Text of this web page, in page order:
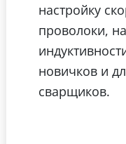
настройку
проволоки,
новичков и
сварщиков.